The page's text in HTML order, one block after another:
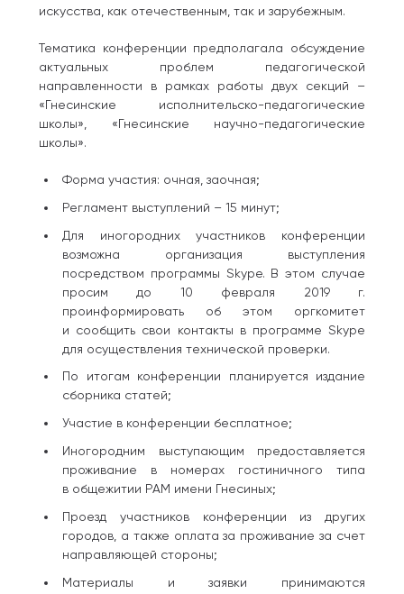
искусства, как отечественным, так и зарубежным.
Тематика конференции предполагала обсуждение
актуальных проблем педагогической
направленности в рамках работы двух секций –
«Гнесинские исполнительско-педагогические
школы», «Гнесинские научно-педагогические
школы».
Форма участия: очная, заочная;
Регламент выступлений – 15 минут;
Для иногородних участников конференции
возможна организация выступления
посредством программы Skype. В этом случае
просим до 10 февраля 2019 г.
проинформировать об этом оргкомитет
и сообщить свои контакты в программе Skype
для осуществления технической проверки.
По итогам конференции планируется издание
сборника статей;
Участие в конференции бесплатное;
Иногородним выступающим предоставляется
проживание в номерах гостиничного типа
в общежитии РАМ имени Гнесиных;
Проезд участников конференции из других
городов, а также оплата за проживание за счет
направляющей стороны;
Материалы и заявки принимаются